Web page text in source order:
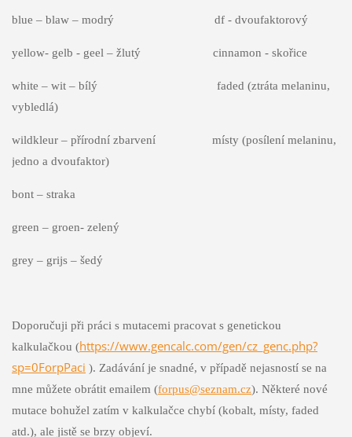
blue – blaw – modrý df - dvoufaktorový
yellow- gelb - geel – žlutý cinnamon - skořice
white – wit – bílý faded (ztráta melaninu,
vybledlá)
wildkleur – přírodní zbarvení místy (posílení melaninu,
jedno a dvoufaktor)
bont – straka
green – groen- zelený
grey – grijs – šedý
Doporučuji při práci s mutacemi pracovat s genetickou
kalkulačkou (https://www.gencalc.com/gen/cz_genc.php?
sp=0ForpPaci ). Zadávání je snadné, v případě nejasností se na
mne můžete obrátit emailem (forpus@seznam.cz). Některé nové
mutace bohužel zatím v kalkulačce chybí (kobalt, místy, faded
atd.), ale jistě se brzy objeví.